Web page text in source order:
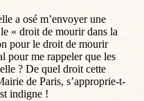
a osé m’envoyer une
« droit de mourir dans la
pour le droit de mourir
pour me rappeler que les
? De quel droit cette
de Paris, s’approprie-t-
indigne !